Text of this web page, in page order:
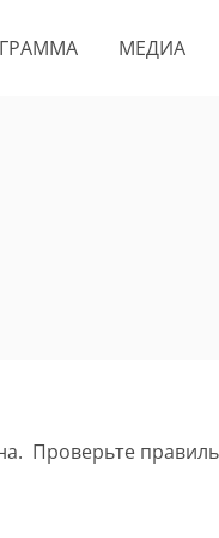
МЕДИА
Проверьте